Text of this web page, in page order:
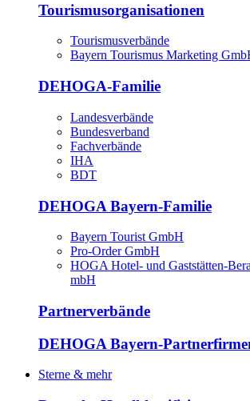
Tourismusorganisationen
Tourismusverbände
Bayern Tourismus Marketing
DEHOGA-Familie
Landesverbände
Bundesverband
Fachverbände
IHA
BDT
DEHOGA Bayern-Familie
Bayern Tourist GmbH
Pro-Order GmbH
HOGA Hotel- und Gaststätten-
mbH
Partnerverbände
DEHOGA Bayern-
Sterne & mehr